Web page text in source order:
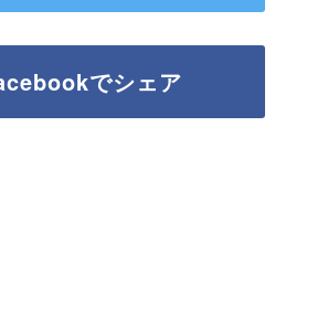
でシェア